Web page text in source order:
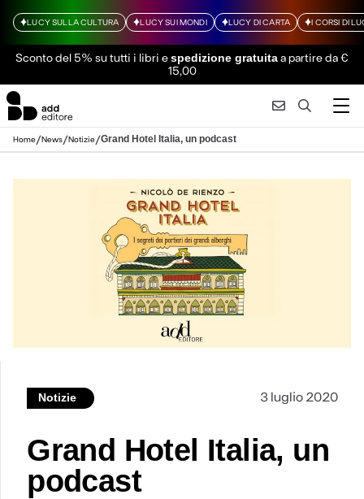
LUCY SULLA CULTURA LUCY SUI MONDI LUCY DI CARTA I CORSI DI
Sconto del 5% su tutti i libri espedizione gratuitaa partire da €
15,00
Home/News/Notizie/Grand Hotel Italia, un podcast
Notizie 3 luglio 2020
Grand Hotel Italia, un
podcast